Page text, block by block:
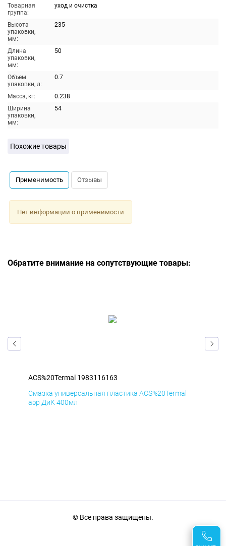
Товарная
группа:
уход и очистка
Высота
упаковки,
мм:
235
Длина
упаковки,
мм:
50
Объем
упаковки, л:
0.7
Масса, кг:
0.238
Ширина
упаковки,
мм:
54
Похожие товары
Применимость Отзывы
Нет информации о применимости
Обратите внимание на сопутствующие товары:
ACS%20Termal 1983116163
Смазка универсальная пластика ACS%20Termal
аэр ДиК 400мл
© Все права защищены.